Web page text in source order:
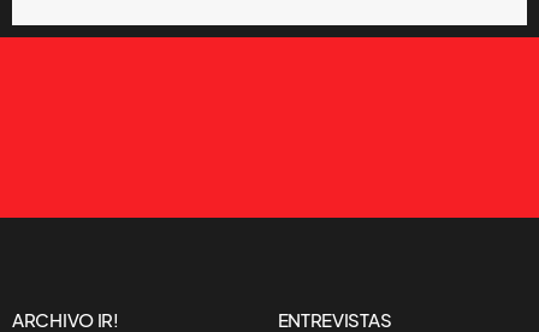
ARCHIVO IR!
ENTREVISTAS